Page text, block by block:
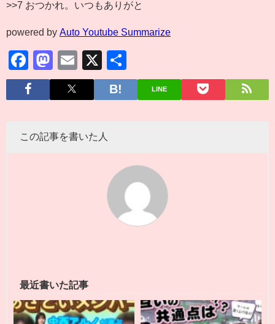
>>7 おつかれ。いつもありがと
powered by Auto Youtube Summarize
Facebook
Mastodon
Email
X
有
LINE
この記事を書いた人
最近書いた記事